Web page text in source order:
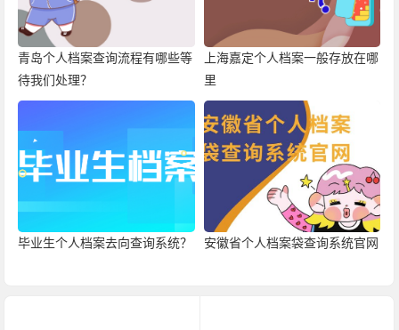
青岛个人档案查询流程有哪些等
待我们处理？
上海嘉定个人档案一般存放在哪
里
毕业生个人档案去向查询系统？ 安徽省个人档案袋查询系统官网